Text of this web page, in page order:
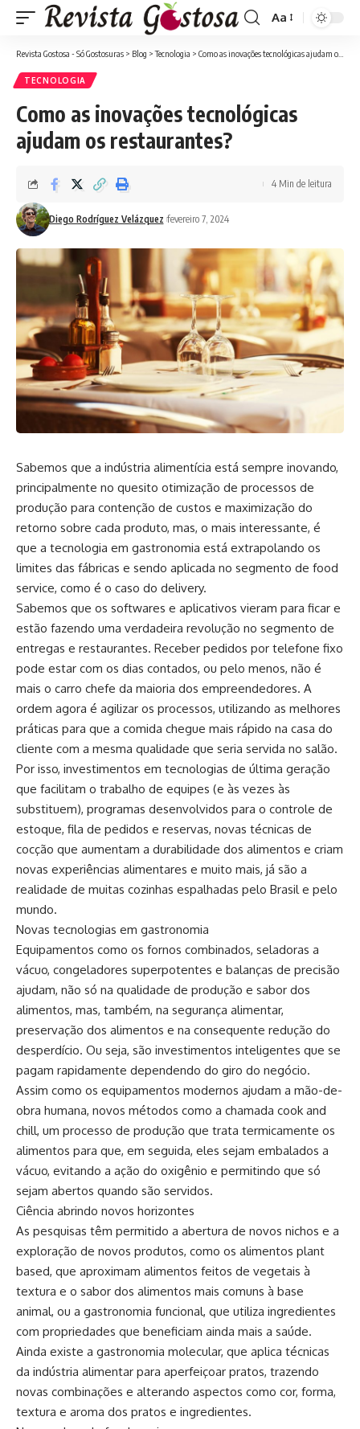
Font
Resizer
Aa
Revista Gostosa - Só Gostosuras > Blog >Tecnologia > Como as inovações tecnológicas ajudam os restaurantes?
TECNOLOGIA
Como as inovações tecnológicas
ajudam os restaurantes?
Diego Rodríguez Velázquez fevereiro 7, 2024
4 Min de leitura
Sabemos que a indústria alimentícia está sempre inovando,
principalmente no quesito otimização de processos de
produção para contenção de custos e maximização do
retorno sobre cada produto, mas, o mais interessante, é
que a tecnologia em gastronomia está extrapolando os
limites das fábricas e sendo aplicada no segmento de food
service, como é o caso do delivery.
Sabemos que os softwares e aplicativos vieram para ficar e
estão fazendo uma verdadeira revolução no segmento de
entregas e restaurantes. Receber pedidos por telefone fixo
pode estar com os dias contados, ou pelo menos, não é
mais o carro chefe da maioria dos empreendedores. A
ordem agora é agilizar os processos, utilizando as melhores
práticas para que a comida chegue mais rápido na casa do
cliente com a mesma qualidade que seria servida no salão.
Por isso, investimentos em tecnologias de última geração
que facilitam o trabalho de equipes (e às vezes às
substituem), programas desenvolvidos para o controle de
estoque, fila de pedidos e reservas, novas técnicas de
cocção que aumentam a durabilidade dos alimentos e criam
novas experiências alimentares e muito mais, já são a
realidade de muitas cozinhas espalhadas pelo Brasil e pelo
mundo.
Novas tecnologias em gastronomia
Equipamentos como os fornos combinados, seladoras a
vácuo, congeladores superpotentes e balanças de precisão
ajudam, não só na qualidade de produção e sabor dos
alimentos, mas, também, na segurança alimentar,
preservação dos alimentos e na consequente redução do
desperdício. Ou seja, são investimentos inteligentes que se
pagam rapidamente dependendo do giro do negócio.
Assim como os equipamentos modernos ajudam a mão-de-
obra humana, novos métodos como a chamada cook and
chill, um processo de produção que trata termicamente os
alimentos para que, em seguida, eles sejam embalados a
vácuo, evitando a ação do oxigênio e permitindo que só
sejam abertos quando são servidos.
Ciência abrindo novos horizontes
As pesquisas têm permitido a abertura de novos nichos e a
exploração de novos produtos, como os alimentos plant
based, que aproximam alimentos feitos de vegetais à
textura e o sabor dos alimentos mais comuns à base
animal, ou a gastronomia funcional, que utiliza ingredientes
com propriedades que beneficiam ainda mais a saúde.
Ainda existe a gastronomia molecular, que aplica técnicas
da indústria alimentar para aperfeiçoar pratos, trazendo
novas combinações e alterando aspectos como cor, forma,
textura e aroma dos pratos e ingredientes.